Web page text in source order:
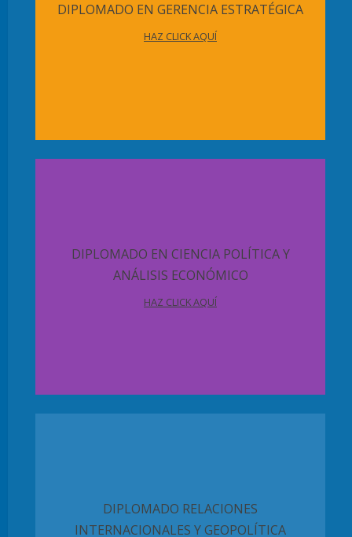
DIPLOMADO EN GERENCIA ESTRATÉGICA
HAZ CLICK AQUÍ
DIPLOMADO EN CIENCIA POLÍTICA Y
ANÁLISIS ECONÓMICO
HAZ CLICK AQUÍ
DIPLOMADO RELACIONES
INTERNACIONALES Y GEOPOLÍTICA